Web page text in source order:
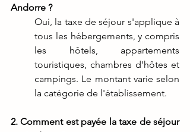
Andorre ?
Oui, la taxe de séjour s'applique à
tous les hébergements, y compris
les hôtels, appartements
touristiques, chambres d'hôtes et
campings. Le montant varie selon
la catégorie de l'établissement.
2. Comment est payée la taxe de séjour